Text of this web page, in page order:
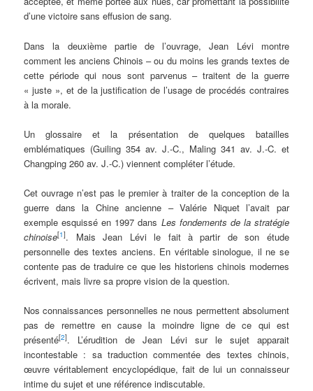
d’une victoire sans effusion de sang.
Dans la deuxième partie de l’ouvrage, Jean Lévi montre
comment les anciens Chinois – ou du moins les grands textes de
cette période qui nous sont parvenus – traitent de la guerre
« juste », et de la justification de l’usage de procédés contraires
à la morale.
Un glossaire et la présentation de quelques batailles
emblématiques (Guiling 354 av. J.-C., Maling 341 av. J.-C. et
Changping 260 av. J.-C.) viennent compléter l’étude.
Cet ouvrage n’est pas le premier à traiter de la conception de la
guerre dans la Chine ancienne – Valérie Niquet l’avait par
exemple esquissé en 1997 dans Les fondements de la stratégie
chinoise[1]. Mais Jean Lévi le fait à partir de son étude
personnelle des textes anciens. En véritable sinologue, il ne se
contente pas de traduire ce que les historiens chinois modernes
écrivent, mais livre sa propre vision de la question.
Nos connaissances personnelles ne nous permettent absolument
pas de remettre en cause la moindre ligne de ce qui est
présenté[2]. L’érudition de Jean Lévi sur le sujet apparait
incontestable : sa traduction commentée des textes chinois,
œuvre véritablement encyclopédique, fait de lui un connaisseur
intime du sujet et une référence indiscutable.